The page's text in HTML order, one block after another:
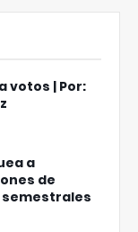
votos | Por:
a
de